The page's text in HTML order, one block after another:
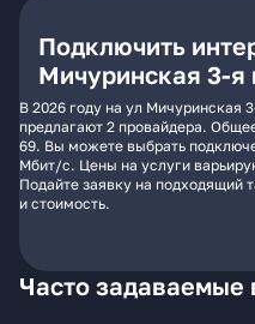
Подключить
Мичуринская 3-я
В 2026 году на ул Мичуринская
предлагают 2 провайдера.
69. Вы можете выбрать
Мбит/с. Цены на услуги
Подайте заявку на подходящий
и стоимость.
Часто задаваемые